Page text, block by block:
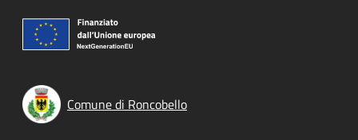
Comune di Roncobello